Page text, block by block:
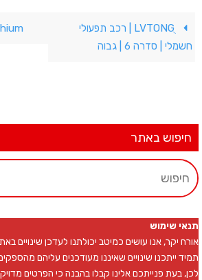
ֻLVTONG | רכב תפעולי
חשמלי | סדרה 6 | גבוה
חיפוש באתר
תנאי שימוש
אורח יקר, אנו עושים כמיטב יכולתנו לעדכן שינויים
תמיד ייתכנו שינויים שאיננו מעודכנים עליהם
לכן, בעת פנייתכם אלינו קבלו בהבנה כי הפרטים